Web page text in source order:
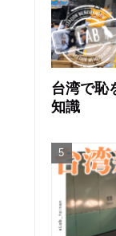
台湾で恥
知識